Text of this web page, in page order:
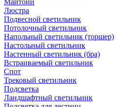
Майтони
Люстра
Подвесной светильник
Потолочный светильник
Напольный светильник (торшер)
Настольный светильник
Настенный светильник (бра)
Встраиваемый светильник
Спот
Трековый светильник
Подсветка
Ландшафтный светильник